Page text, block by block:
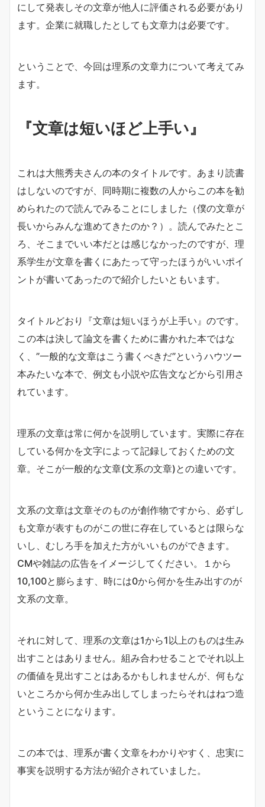
にして発表しその文章が他人に評価される必要があり
ます。企業に就職したとしても文章力は必要です。
ということで、今回は理系の文章力について考えてみ
ます。
『文章は短いほど上手い』
これは大熊秀夫さんの本のタイトルです。あまり読書
はしないのですが、同時期に複数の人からこの本を勧
められたので読んでみることにしました（僕の文章が
長いからみんな進めてきたのか？）。読んでみたとこ
ろ、そこまでいい本だとは感じなかったのですが、理
系学生が文章を書くにあたって守ったほうがいいポイ
ントが書いてあったので紹介したいともいます。
タイトルどおり『文章は短いほうが上手い』のです。
この本は決して論文を書くために書かれた本ではな
く、”一般的な文章はこう書くべきだ”というハウツー
本みたいな本で、例文も小説や広告文などから引用さ
れています。
理系の文章は常に何かを説明しています。実際に存在
している何かを文字によって記録しておくための文
章。そこが一般的な文章(文系の文章)との違いです。
文系の文章は文章そのものが創作物ですから、必ずし
も文章が表すものがこの世に存在しているとは限らな
いし、むしろ手を加えた方がいいものができます。
CMや雑誌の広告をイメージしてください。１から
10,100と膨らます、時には0から何かを生み出すのが
文系の文章。
それに対して、理系の文章は1から1以上のものは生み
出すことはありません。組み合わせることでそれ以上
の価値を見出すことはあるかもしれませんが、何もな
いところから何か生み出してしまったらそれはねつ造
ということになります。
この本では、理系が書く文章をわかりやすく、忠実に
事実を説明する方法が紹介されていました。